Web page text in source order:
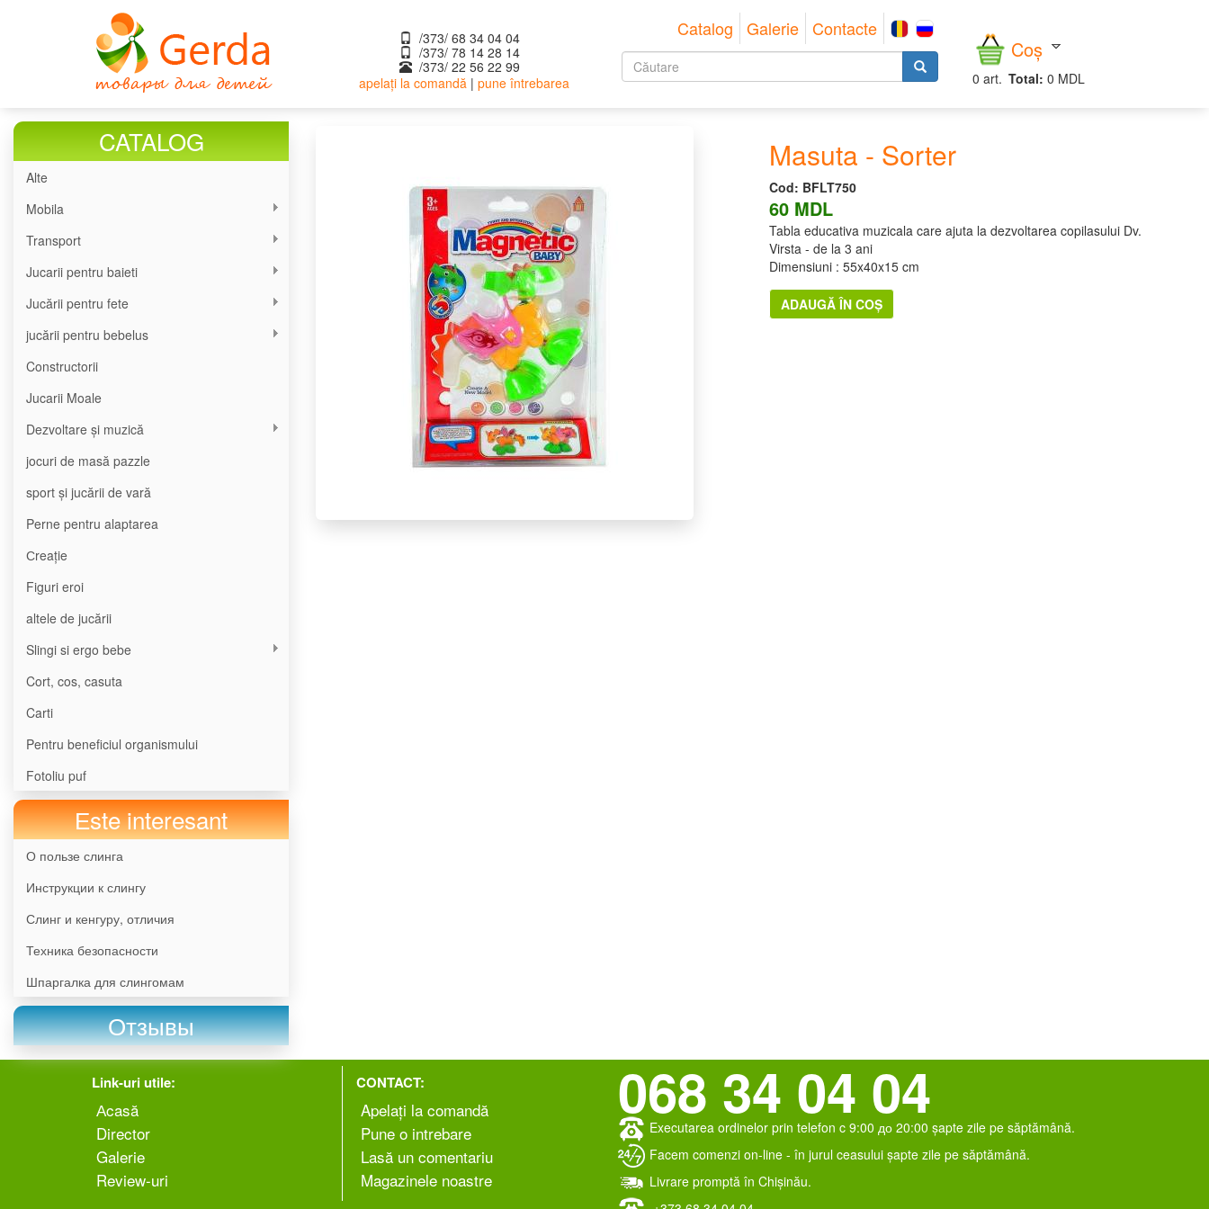
/373/ 68 34 04 04
/373/ ‎78 14 28 14
/373/ 22 56 22 99
apelați la comandă| pune întrebarea
Catalog Galerie Contacte
Formular Coș
0 art. Total: 0 MDL
CATALOG
Alte
Mobila
Transport
Jucarii pentru baieti
Jucării pentru fete
jucării pentru bebelus
Constructorii
Jucarii Moale
Dezvoltare și muzică
jocuri de masă pazzle
sport și jucării de vară
Perne pentru alaptarea
Сreație
Figuri eroi
altele de jucării
Slingi si ergo bebe
Cort, cos, casuta
Carti
Pentru beneficiul organismului
Fotoliu puf
Еste interesant
О пользе слинга
Инструкции к слингу
Слинг и кенгуру, отличия
Техника безопасности
Шпаргалка для слингомам
Отзывы
Masuta - Sorter
Cod: BFLT750
60 MDL
Tabla educativa muzicala care ajuta la dezvoltarea copilasului Dv.
Virsta - de la 3 ani
Dimensiuni : 55x40x15 cm
ADAUGĂ ÎN COȘ
Link-uri utile:
Аcasă
Director
Galerie
Review-uri
CONTACT:
Apelați la comandă
Pune o intrebare
Lasă un comentariu
Magazinele noastre
068 34 04 04
Executarea ordinelor prin telefon c 9:00 до 20:00 șapte zile pe săptămână.
Facem comenzi on-line - în jurul ceasului șapte zile pe săptămână.
Livrare promptă în Chișinău.